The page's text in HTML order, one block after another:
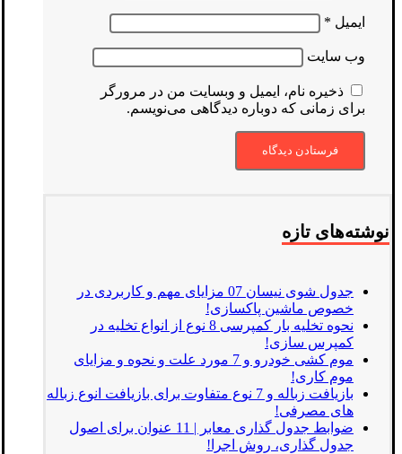
ایمیل *
وب‌ سایت
ذخیره نام، ایمیل و وبسایت من در مرورگر
برای زمانی که دوباره دیدگاهی می‌نویسم.
نوشته‌های تازه
جدول شوی نیسان 07 مزایای مهم و کاربردی در
خصوص ماشین پاکسازی!
نحوه تخلیه بار کمپرسی 8 نوع از انواع تخلیه در
کمپرس سازی!
موم کشی خودرو و 7 مورد علت و نحوه و مزایای
موم کاری!
بازیافت زباله و 7 نوع متفاوت برای بازیافت انوع زباله
های مصرفی!
ضوابط جدول گذاری معابر | 11 عنوان برای اصول
جدول گذاری، روش اجرا!